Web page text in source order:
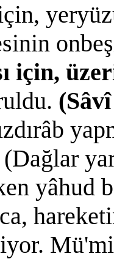
için,
(Dağlar
yâhud